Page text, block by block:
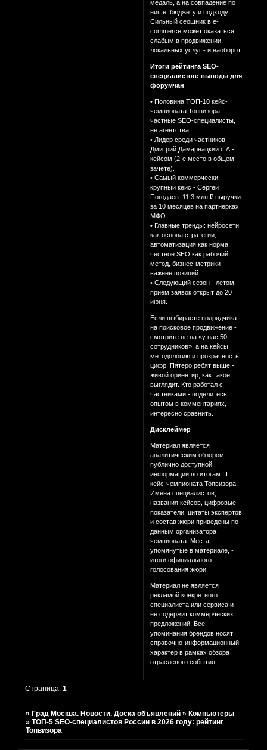
медаль, а на совпадение по
нише, бюджету и подходу.
Сильный сеошник в e-
commerce может оказаться
слабым в продвижении
локальных услуг - и наоборот.
Итоги рейтинга SEO-
специалистов: выводы для
форумчан
• Половина ТОП-10 кейс-
чемпионата Топвизора -
частные SEO-специалисты,
не агентства.
• Лидер среди частников -
Дмитрий Дамарнацкий с AI-
кейсом (2-е место в общем
зачёте).
• Самый коммерчески
крупный кейс - Сергей
Погодаев: 11,3 млн ₽ выручки
за 10 месяцев на партнёрках
МФО.
• Главные тренды: нейросети
как основа стратегии,
автоматизация как норма,
честное SEO как рабочий
метод, бизнес-метрики
важнее позиций.
• Следующий сезон - летом,
приём заявок открыт до 20
июня.
Если выбираете подрядчика
на поисковое продвижение -
смотрите не на «у нас 50
сотрудников», а на кейсы,
методологию и прозрачность
цифр. Пятеро ребят выше -
живой ориентир, как такое
выглядит. Кто работал с
частниками - поделитесь
опытом в комментариях,
интересно сравнить.
Дисклеймер
Материал является
аналитическим обзором
публично доступной
информации по итогам III
кейс-чемпионата Топвизора.
Имена специалистов,
названия кейсов, цифровые
показатели, цитаты экспертов
и состав жюри приведены по
данным организатора
чемпионата. Места,
упомянутые в материале, -
итоги официального
голосования жюри.
Материал не является
рекламой конкретного
специалиста или сервиса и
не содержит коммерческих
предложений. Все
упоминания брендов носят
справочно-информационный
характер в рамках обзора
отраслевого события.
Страница:1
»Град Москва. Новости. Доска объявлений »Компьютеры
»ТОП-5 SEO-специалистов России в 2026 году: рейтинг
Топвизора